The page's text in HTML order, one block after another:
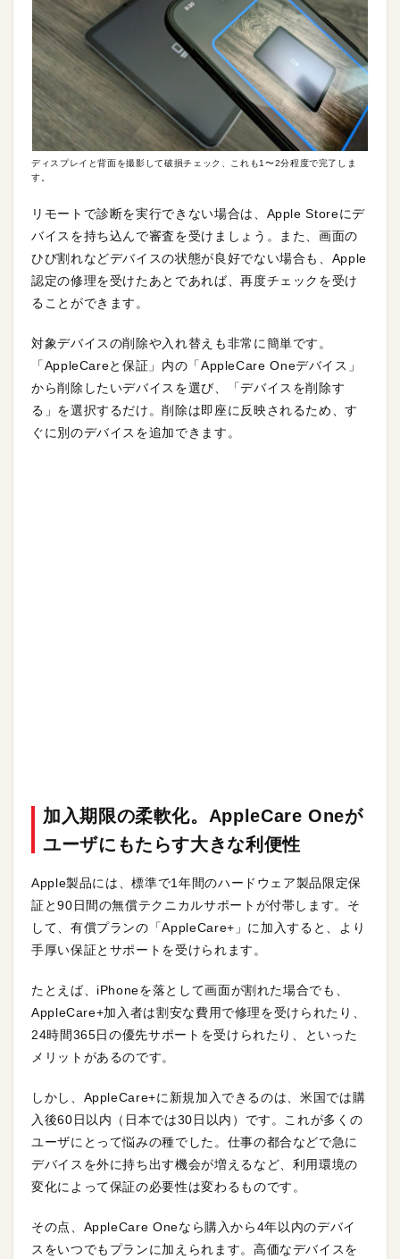
ディスプレイと背面を撮影して破損チェック、これも1〜2分程度で完了しま
す。
リモートで診断を実行できない場合は、Apple Storeにデ
バイスを持ち込んで審査を受けましょう。また、画面の
ひび割れなどデバイスの状態が良好でない場合も、Apple
認定の修理を受けたあとであれば、再度チェックを受け
ることができます。
対象デバイスの削除や入れ替えも非常に簡単です。
「AppleCareと保証」内の「AppleCare Oneデバイス」
から削除したいデバイスを選び、「デバイスを削除す
る」を選択するだけ。削除は即座に反映されるため、す
ぐに別のデバイスを追加できます。
加入期限の柔軟化。AppleCare Oneが
ユーザにもたらす大きな利便性
Apple製品には、標準で1年間のハードウェア製品限定保
証と90日間の無償テクニカルサポートが付帯します。そ
して、有償プランの「AppleCare+」に加入すると、より
手厚い保証とサポートを受けられます。
たとえば、iPhoneを落として画面が割れた場合でも、
AppleCare+加入者は割安な費用で修理を受けられたり、
24時間365日の優先サポートを受けられたり、といった
メリットがあるのです。
しかし、AppleCare+に新規加入できるのは、米国では購
入後60日以内（日本では30日以内）です。これが多くの
ユーザにとって悩みの種でした。仕事の都合などで急に
デバイスを外に持ち出す機会が増えるなど、利用環境の
変化によって保証の必要性は変わるものです。
その点、AppleCare Oneなら購入から4年以内のデバイ
スをいつでもプランに加えられます。高価なデバイスを